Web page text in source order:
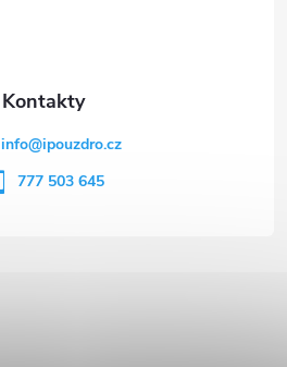
info@ipouzdro.cz
777 503 645